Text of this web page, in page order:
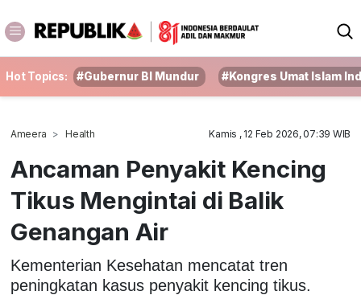
Hot Topics: #Gubernur BI Mundur #Kongres Umat Islam
Ameera Health Kamis , 12 Feb 2026, 07:39 WIB
Ancaman Penyakit Kencing
Tikus Mengintai di Balik
Genangan Air
Kementerian Kesehatan mencatat tren
peningkatan kasus penyakit kencing tikus.